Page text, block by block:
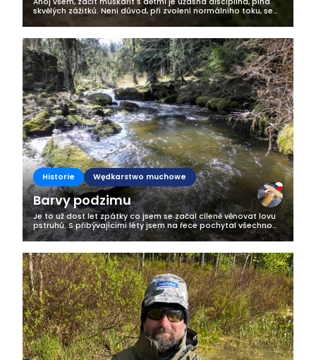
skvělých zážitků. Není důvod, při zvolení normálního toku, se
čehokoliv bát. Chce to mít jen pořádnou dávku trpělivosti,
dostatek...
Historie Wędkarstwo muchowe
Barvy podzimu
Je to už dost let zpátky co jsem se začal cíleně věnovat lovu
pstruhů. S přibývajícími léty jsem na řece pochytal všechno
možné, ale jeden můj rybářský sen zůstával i přes veškeré
snahy nesplněn....